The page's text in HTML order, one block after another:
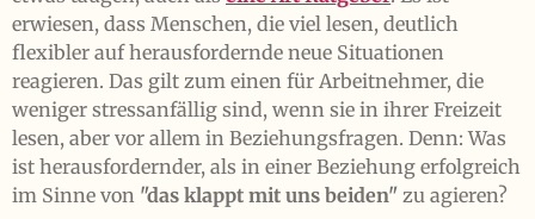
erwiesen, dass Menschen, die viel lesen, deutlich
flexibler auf herausfordernde neue Situationen
reagieren. Das gilt zum einen für Arbeitnehmer, die
weniger stressanfällig sind, wenn sie in ihrer Freizeit
lesen, aber vor allem in Beziehungsfragen. Denn: Was
ist herausfordernder, als in einer Beziehung erfolgreich
im Sinne von "das klappt mit uns beiden" zu agieren?